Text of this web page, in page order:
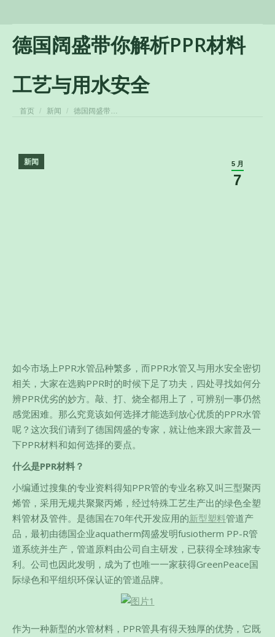
德国阔盛带你解析PPR材料
工艺与用水安全
您在这里：
首页 新闻 德国阔盛带…
5 月
7
新闻
如今市场上PPR水管品种繁多，而PPR水管又与用水安全密切
相关，大家在选购PPR时的时候下足了功夫，四处寻找如何分
辨PPR优劣的妙方。敲、打、烧全都用上了，可辨别一事仍然
感觉困难。那么究竟该如何选择才能选到放心优质的PPR水管
呢？这次我们请到了德国阔盛的专家，就让他来跟大家普及一
下PPR材料和如何选择的要点。
什么是PPR材料？
小编通过搜集的专业资料得知PPR管的专业名称又叫三型聚丙
烯管，采用无规共聚聚丙烯，经过特殊工艺生产出的绿色全塑
料管材及管件。是德国在70年代开发应用的新型塑料管道产
品，最初由德国企业aquatherm阔盛发明fusiotherm PP-R管
道系统并生产，管道原料由公司自主研发，已获得全球独家专
利。公司也因此发明，成为了也唯一一家获得GreenPeace国
际绿色和平组织环保认证的管道品牌。
作为一种新型的水管材料，PPR管具有得天独厚的优势，它既